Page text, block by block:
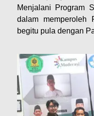
Menjalani Program
dalam memperoleh
begitu pula dengan